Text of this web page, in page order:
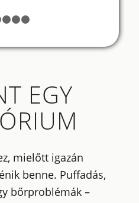
EGY
mielőtt igazán
benne. Puffadás,
bőrproblémák –